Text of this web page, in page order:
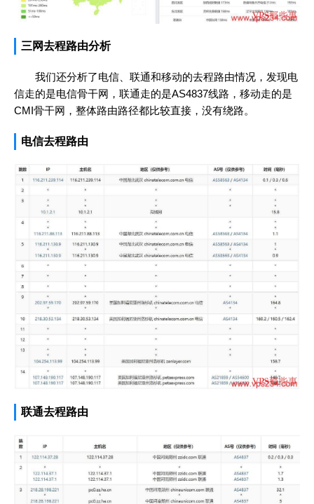
三网去程路由分析
我们还分析了电信、联通和移动的去程路由情况，发现电
信走的是电信骨干网，联通走的是AS4837线路，移动走的是
CMI骨干网，整体路由路径都比较直接，没有绕路。
电信去程路由
联通去程路由